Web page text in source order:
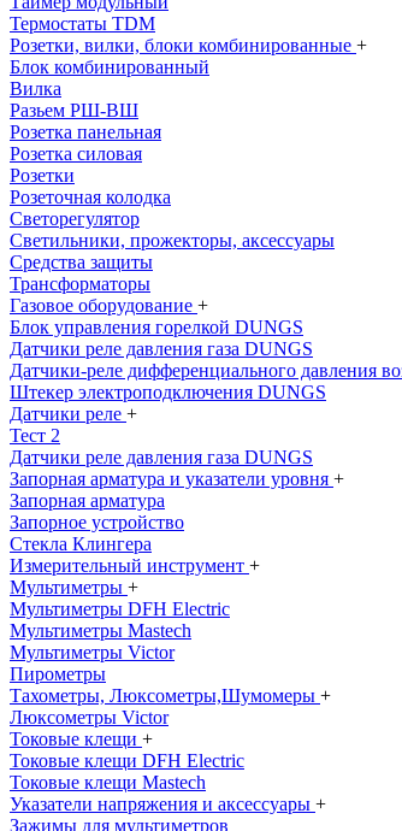
Термостаты TDM
Розетки, вилки, блоки комбинированные +
Блок комбинированный
Вилка
Разьем РШ-ВШ
Розетка панельная
Розетка силовая
Розетки
Розеточная колодка
Светорегулятор
Светильники, прожекторы, аксессуары
Средства защиты
Трансформаторы
Газовое оборудование +
Блок управления горелкой DUNGS
Датчики реле давления газа DUNGS
Датчики-реле дифференциального давления
Штекер электроподключения DUNGS
Датчики реле +
Тест 2
Датчики реле давления газа DUNGS
Запорная арматура и указатели уровня +
Запорная арматура
Запорное устройство
Стекла Клингера
Измерительный инструмент +
Мультиметры +
Мультиметры DFH Electric
Мультиметры Mastech
Мультиметры Victor
Пирометры
Тахометры, Люксометры,Шумомеры +
Люксометры Victor
Токовые клещи +
Токовые клещи DFH Electric
Токовые клещи Mastech
Указатели напряжения и аксессуары +
Зажимы для мультиметров